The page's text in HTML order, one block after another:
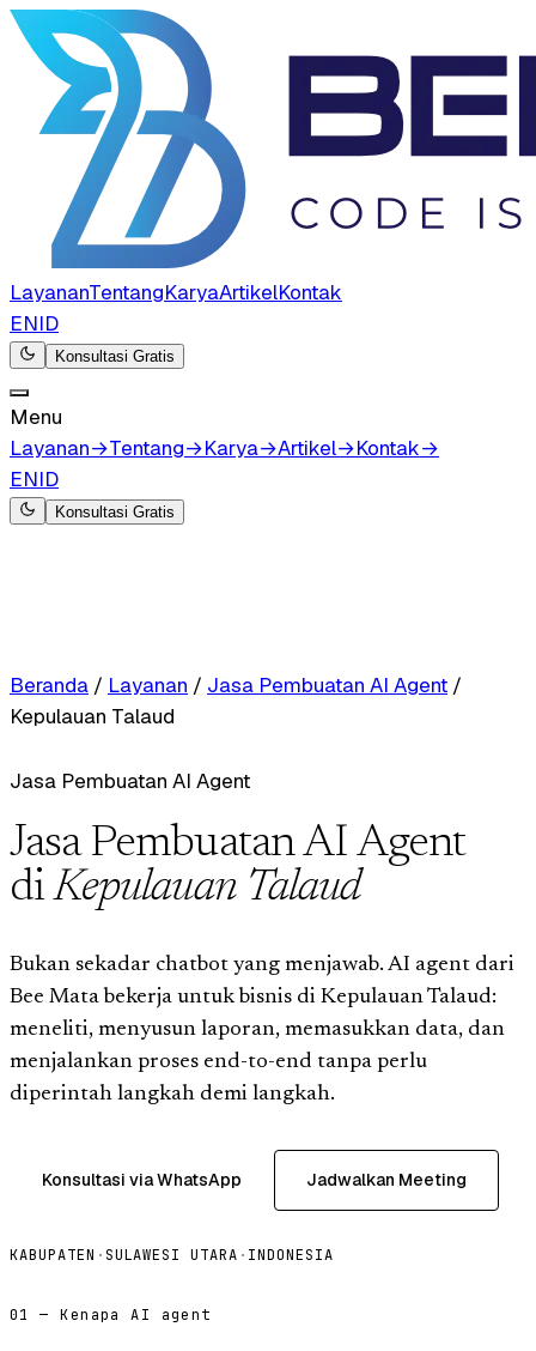
LayananTentangKaryaArtikelKontak
ENID
Konsultasi Gratis
Menu
Layanan→Tentang→Karya→Artikel→Kontak→
ENID
Konsultasi Gratis
Beranda / Layanan / Jasa Pembuatan AI Agent /
Kepulauan Talaud
Jasa Pembuatan AI Agent
Jasa Pembuatan AI Agent
diKepulauan Talaud
Bukan sekadar chatbot yang menjawab. AI agent dari
Bee Mata bekerja untuk bisnis di Kepulauan Talaud:
meneliti, menyusun laporan, memasukkan data, dan
menjalankan proses end-to-end tanpa perlu
diperintah langkah demi langkah.
Konsultasi via WhatsApp Jadwalkan Meeting
KABUPATEN · SULAWESI UTARA · INDONESIA
01 — Kenapa AI agent